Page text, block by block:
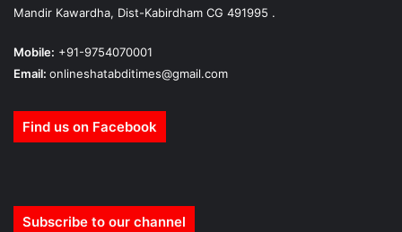
Mandir Kawardha, Dist-Kabirdham CG 491995 .
Mobile: +91-9754070001
Email: onlineshatabditimes@gmail.com
Find us on Facebook
Subscribe to our channel